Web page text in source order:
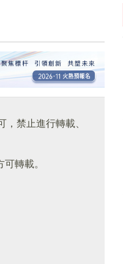
禁止進行轉載、
轉載。